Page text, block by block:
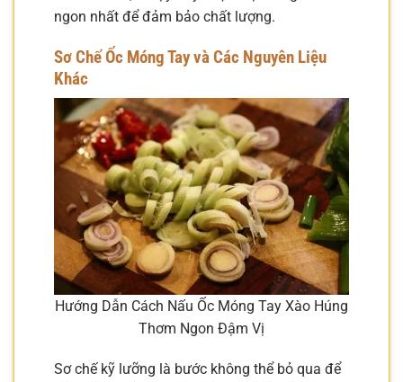
ngon nhất để đảm bảo chất lượng.
Sơ Chế Ốc Móng Tay và Các Nguyên Liệu
Khác
Hướng Dẫn Cách Nấu Ốc Móng Tay Xào Húng
Thơm Ngon Đậm Vị
Sơ chế kỹ lưỡng là bước không thể bỏ qua để